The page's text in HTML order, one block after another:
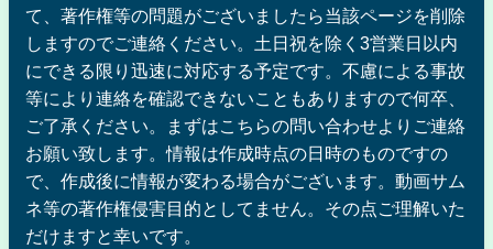
て、著作権等の問題がございましたら当該ページを削除
しますのでご連絡ください。土日祝を除く3営業日以内
にできる限り迅速に対応する予定です。不慮による事故
等により連絡を確認できないこともありますので何卒、
ご了承ください。まずはこちらの問い合わせよりご連絡
お願い致します。情報は作成時点の日時のものですの
で、作成後に情報が変わる場合がございます。動画サム
ネ等の著作権侵害目的としてません。その点ご理解いた
だけますと幸いです。